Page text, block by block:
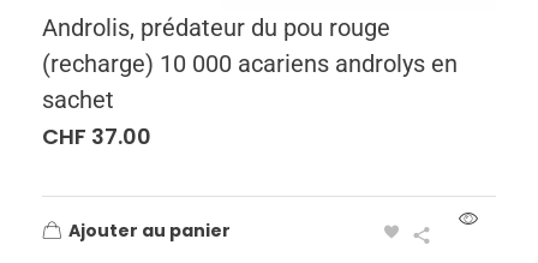
Androlis, prédateur du pou rouge
(recharge) 10 000 acariens androlys en
sachet
CHF 37.00
Ajouter au panier